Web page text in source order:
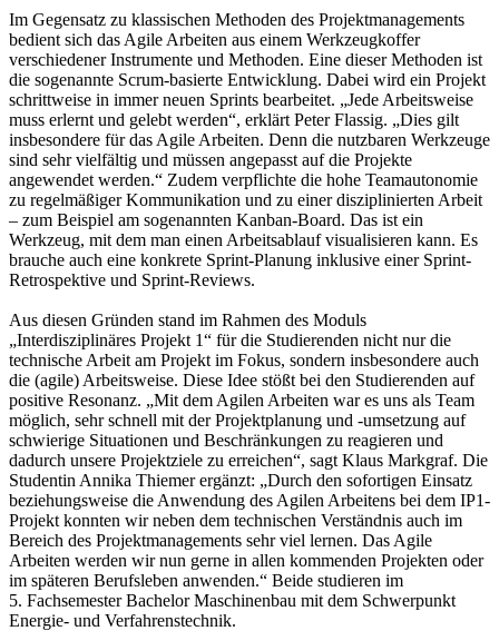
Im Gegensatz zu klassischen Methoden des Projektmanagements
bedient sich das Agile Arbeiten aus einem Werkzeugkoffer
verschiedener Instrumente und Methoden. Eine dieser Methoden ist
die sogenannte Scrum-basierte Entwicklung. Dabei wird ein Projekt
schrittweise in immer neuen Sprints bearbeitet. „Jede Arbeitsweise
muss erlernt und gelebt werden“, erklärt Peter Flassig. „Dies gilt
insbesondere für das Agile Arbeiten. Denn die nutzbaren Werkzeuge
sind sehr vielfältig und müssen angepasst auf die Projekte
angewendet werden.“ Zudem verpflichte die hohe Teamautonomie
zu regelmäßiger Kommunikation und zu einer disziplinierten Arbeit
– zum Beispiel am sogenannten Kanban-Board. Das ist ein
Werkzeug, mit dem man einen Arbeitsablauf visualisieren kann. Es
brauche auch eine konkrete Sprint-Planung inklusive einer Sprint-
Retrospektive und Sprint-Reviews.
Aus diesen Gründen stand im Rahmen des Moduls
„Interdisziplinäres Projekt 1“ für die Studierenden nicht nur die
technische Arbeit am Projekt im Fokus, sondern insbesondere auch
die (agile) Arbeitsweise. Diese Idee stößt bei den Studierenden auf
positive Resonanz. „Mit dem Agilen Arbeiten war es uns als Team
möglich, sehr schnell mit der Projektplanung und -umsetzung auf
schwierige Situationen und Beschränkungen zu reagieren und
dadurch unsere Projektziele zu erreichen“, sagt Klaus Markgraf. Die
Studentin Annika Thiemer ergänzt: „Durch den sofortigen Einsatz
beziehungsweise die Anwendung des Agilen Arbeitens bei dem IP1-
Projekt konnten wir neben dem technischen Verständnis auch im
Bereich des Projektmanagements sehr viel lernen. Das Agile
Arbeiten werden wir nun gerne in allen kommenden Projekten oder
im späteren Berufsleben anwenden.“ Beide studieren im
5. Fachsemester Bachelor Maschinenbau mit dem Schwerpunkt
Energie- und Verfahrenstechnik.